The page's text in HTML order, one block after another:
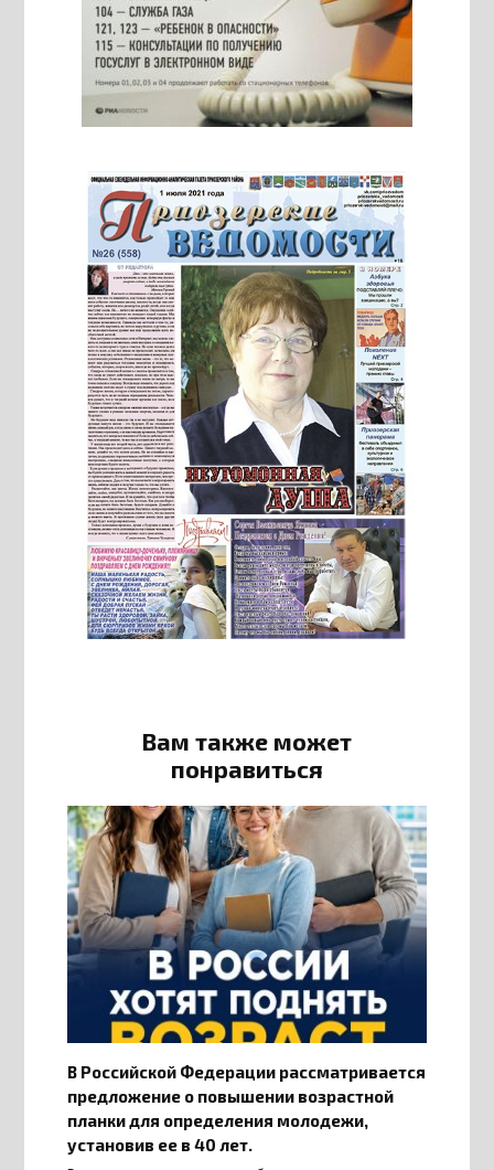
Вам также может
понравиться
В Российской Федерации рассматривается
предложение о повышении возрастной
планки для определения молодежи,
установив ее в 40 лет.